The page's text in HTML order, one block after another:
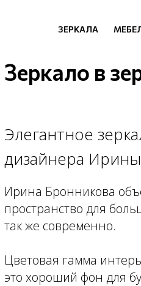
ЗЕРКАЛА
Зеркало в
Элегантное
дизайнера
Ирина Бронникова
пространство для
так же современно.
Цветовая гамма
это хороший фон для